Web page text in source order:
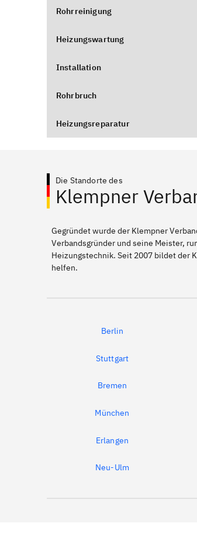
Rohrreinigung
Heizungswartung
Installation
Rohrbruch
Heizungsreparatur
Die Standorte des
Klempner
Gegründet wurde der Klempner
Verbandsgründer und seine Meister,
Heizungstechnik. Seit 2007 bildet der
helfen.
Berlin
Stuttgart
Bremen
München
Erlangen
Neu-Ulm